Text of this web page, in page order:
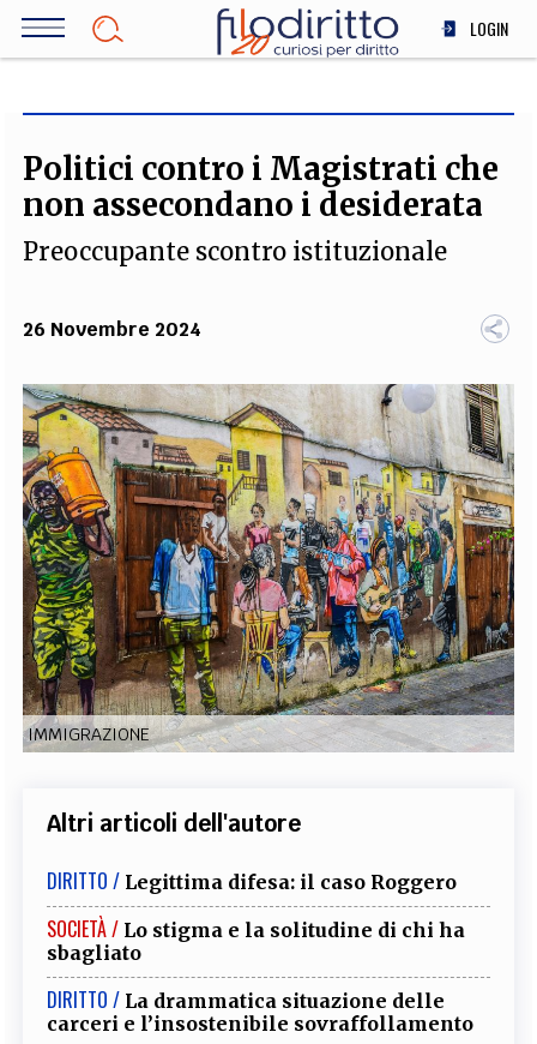
Salta
LOGIN
SOCIETÀ
MEDICINA
STORIA E FILOSOFIA
TEAM
FILODIRITTO REDAZIONE COMITATO SCIENTIFICO AUTORI CURATORI
FOTOGRAFI PARTNER COLLABORA CON NOI
EXTRA
CODICI RUBRICHE LIBRI PROCEEDINGS PUBBLICITÀ CONTATTI
SOCIAL MEDIA
Politici contro i Magistrati che
non assecondano i desiderata
Preoccupante scontro istituzionale
26 Novembre 2024
IMMIGRAZIONE
Altri articoli dell'autore
DIRITTO / Legittima difesa: il caso Roggero
SOCIETÀ / Lo stigma e la solitudine di chi ha
sbagliato
DIRITTO / La drammatica situazione delle
carceri e l’insostenibile sovraffollamento